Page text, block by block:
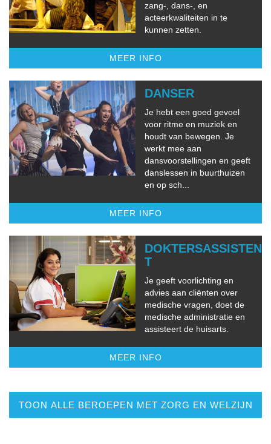
zang-, dans-, en
acteerkwaliteiten in te
kunnen zetten.
MEER INFO
DANSER
Je hebt een goed gevoel
voor ritme en muziek en
houdt van bewegen. Je
werkt mee aan
dansvoorstellingen en geeft
danslessen in buurthuizen
en op sch...
MEER INFO
DOKTERSASSISTEN
T
Je geeft voorlichting en
advies aan cliënten over
medische vragen, doet de
medische administratie en
assisteert de huisarts.
MEER INFO
TOON ALLE BEROEPEN MET ZORG EN WELZIJN